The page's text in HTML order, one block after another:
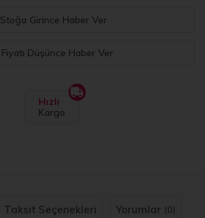
Stoğa Girince Haber Ver
Fiyatı Düşünce Haber Ver
Hızlı
Kargo
Taksit Seçenekleri Yorumlar (0)